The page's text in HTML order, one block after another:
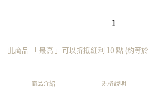
此商品 「 最高 」可以折抵紅利 10 點 (約等於
商品介紹 規格說明